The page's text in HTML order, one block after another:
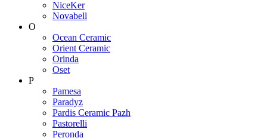
NiceKer
Novabell
O
Ocean Ceramic
Orient Ceramic
Orinda
Oset
P
Pamesa
Paradyz
Pardis Ceramic Pazh
Pastorelli
Peronda